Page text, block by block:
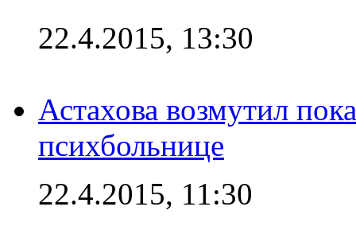
22.4.2015, 13:30
Астахова возмутил
психбольнице
22.4.2015, 11:30